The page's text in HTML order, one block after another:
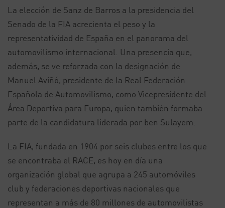
La elección de Sanz de Barros a la presidencia del
Senado de la FIA acrecienta el peso y la
representatividad de España en el panorama del
automovilismo internacional. Una presencia que,
además, se ve reforzada con la designación de
Manuel Aviñó, presidente de la Real Federación
Española de Automovilismo, como Vicepresidente del
Área Deportiva para Europa, quien también formaba
parte de la candidatura liderada por ben Sulayem.
La FIA, fundada en 1904 por seis clubes entre los que
se encontraba el RACE, es hoy en día una
organización global que agrupa a 245 automóviles
club y federaciones deportivas nacionales que
representan a más de 80 millones de automovilistas